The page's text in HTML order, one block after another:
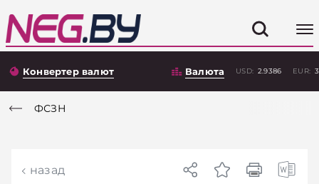
Конвертер валют Валюта USD: 2.9386 EUR:
ФСЗН
назад